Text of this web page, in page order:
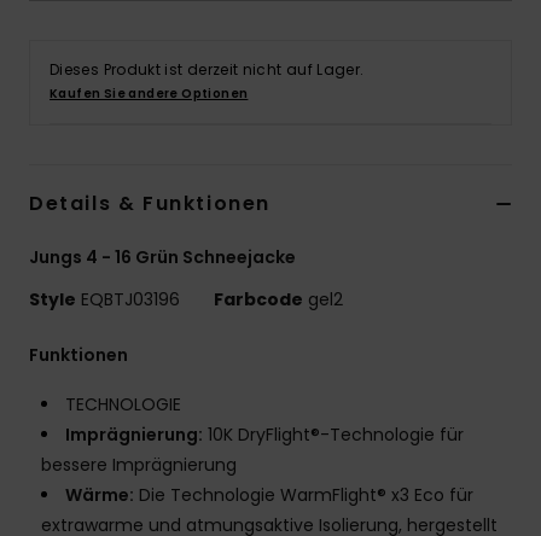
Dieses Produkt ist derzeit nicht auf Lager.
Kaufen Sie andere Optionen
Details & Funktionen
Jungs 4 - 16 Grün Schneejacke
Style EQBTJ03196 Farbcode gel2
Funktionen
TECHNOLOGIE
Imprägnierung: 10K DryFlight®-Technologie für
bessere Imprägnierung
Wärme: Die Technologie WarmFlight® x3 Eco für
extrawarme und atmungsaktive Isolierung, hergestellt